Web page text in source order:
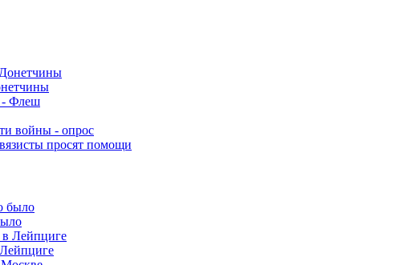
- Флеш
войны - опрос
просят помощи